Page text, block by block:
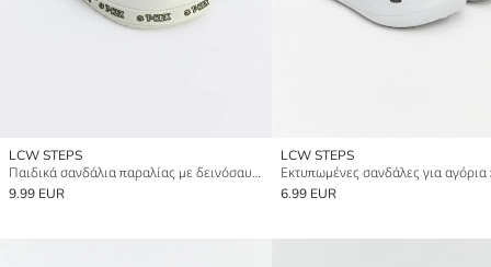
LCW STEPS
Παιδικά σανδάλια παραλίας με δεινόσαυρο για αγόρια
9.99 EUR
LCW STEPS
6.99 EUR